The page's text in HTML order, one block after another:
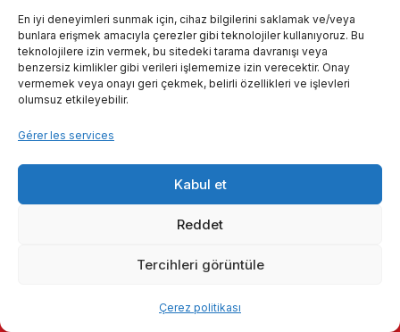
En iyi deneyimleri sunmak için, cihaz bilgilerini saklamak ve/veya
bunlara erişmek amacıyla çerezler gibi teknolojiler kullanıyoruz. Bu
teknolojilere izin vermek, bu sitedeki tarama davranışı veya
benzersiz kimlikler gibi verileri işlememize izin verecektir. Onay
vermemek veya onayı geri çekmek, belirli özellikleri ve işlevleri
olumsuz etkileyebilir.
Gérer les services
Kabul et
Reddet
Tercihleri görüntüle
Çerez politikası